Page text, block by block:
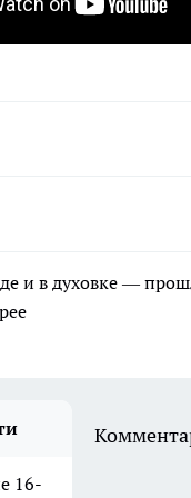
и в духовке —
16-